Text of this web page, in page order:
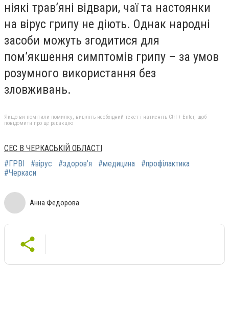
ніякі трав’яні відвари, чаї та настоянки
на вірус грипу не діють. Однак народні
засоби можуть згодитися для
пом’якшення симптомів грипу – за умов
розумного використання без
зловживань.
Якщо ви помітили помилку, виділіть необхідний текст і натисніть Ctrl + Enter, щоб
повідомити про це редакцію
СЕС В ЧЕРКАСЬКІЙ ОБЛАСТІ
#ГРВІ
#вірус #здоров'я #медицина
#профілактика
#Черкаси
Анна Федорова